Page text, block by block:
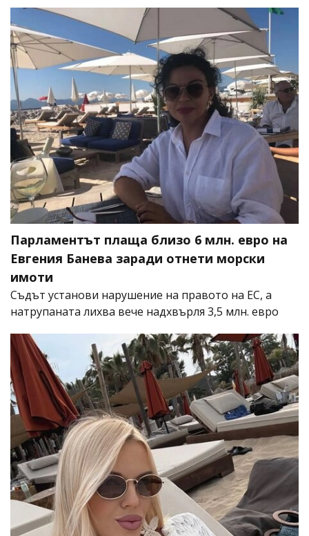
Парламентът плаща близо 6 млн. евро на
Евгения Банева заради отнети морски
имоти
Съдът установи нарушение на правото на ЕС, а
натрупаната лихва вече надхвърля 3,5 млн. евро